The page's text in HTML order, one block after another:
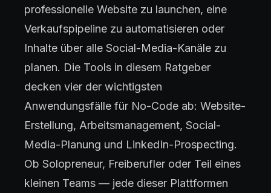
professionelle Website zu launchen, eine
Verkaufspipeline zu automatisieren oder
Inhalte über alle Social-Media-Kanäle zu
planen. Die Tools in diesem Ratgeber
decken vier der wichtigsten
Anwendungsfälle für No-Code ab: Website-
Erstellung, Arbeitsmanagement, Social-
Media-Planung und LinkedIn-Prospecting.
Ob Solopreneur, Freiberufler oder Teil eines
kleinen Teams — jede dieser Plattformen